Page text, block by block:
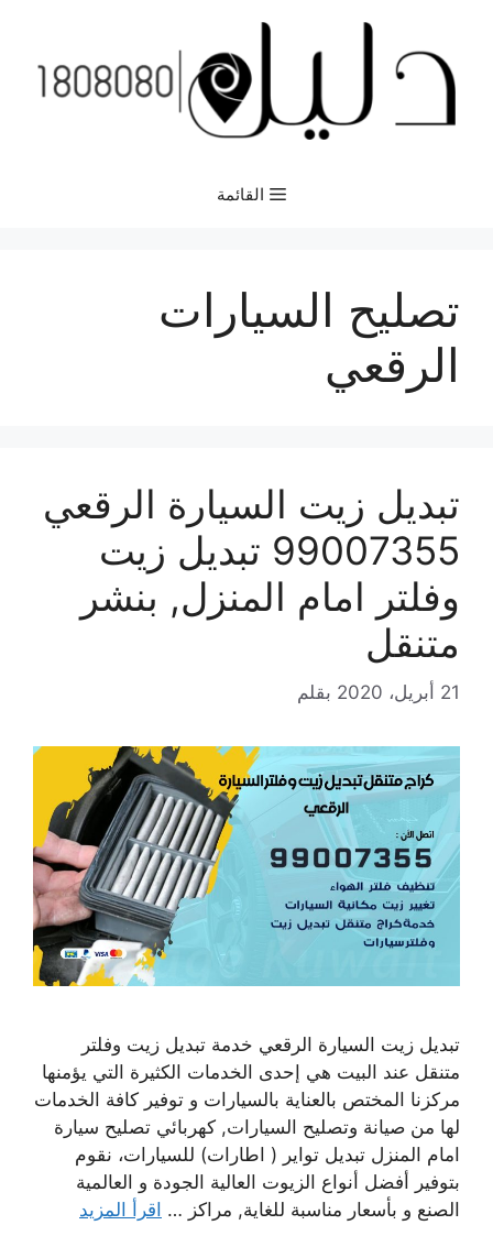
المحتوى
القائمة
تصليح السيارات
الرقعي
تبديل زيت السيارة الرقعي
99007355 تبديل زيت
وفلتر امام المنزل, بنشر
متنقل
21 أبريل، 2020 بقلم
تبديل زيت السيارة الرقعي خدمة تبديل زيت وفلتر
متنقل عند البيت هي إحدى الخدمات الكثيرة التي يؤمنها
مركزنا المختص بالعناية بالسيارات و توفير كافة الخدمات
لها من صيانة وتصليح السيارات, كهربائي تصليح سيارة
امام المنزل تبديل تواير ( اطارات) للسيارات، نقوم
بتوفير أفضل أنواع الزيوت العالية الجودة و العالمية
الصنع و بأسعار مناسبة للغاية, مراكز … اقرأ المزيد